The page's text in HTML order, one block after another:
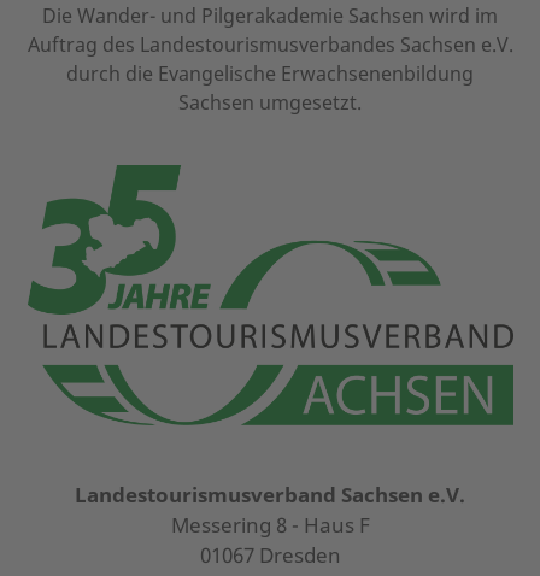
Die Wander- und Pilgerakademie Sachsen wird im
Auftrag des Landestourismusverbandes Sachsen e.V.
durch die Evangelische Erwachsenenbildung
Sachsen umgesetzt.
Landestourismusverband Sachsen e.V.
Messering 8 - Haus F
01067 Dresden